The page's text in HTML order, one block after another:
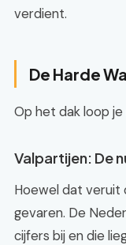
verdient.
De Harde
Op het dak loop
Valpartijen: De
Hoewel dat veruit
gevaren. De
cijfers bij en die